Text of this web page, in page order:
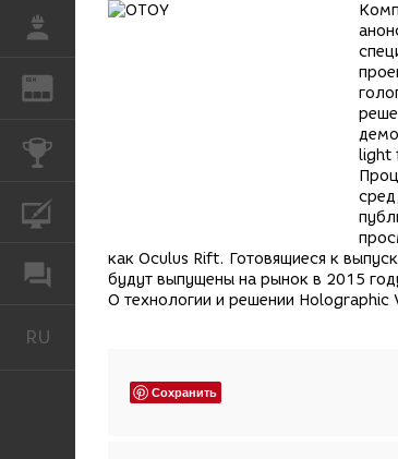
REN
ФОРУМ
RU
light
как Oculus Rift. Готовящиеся к
будут выпущены на рынок в 2015
О технологии и решении
Сохранить